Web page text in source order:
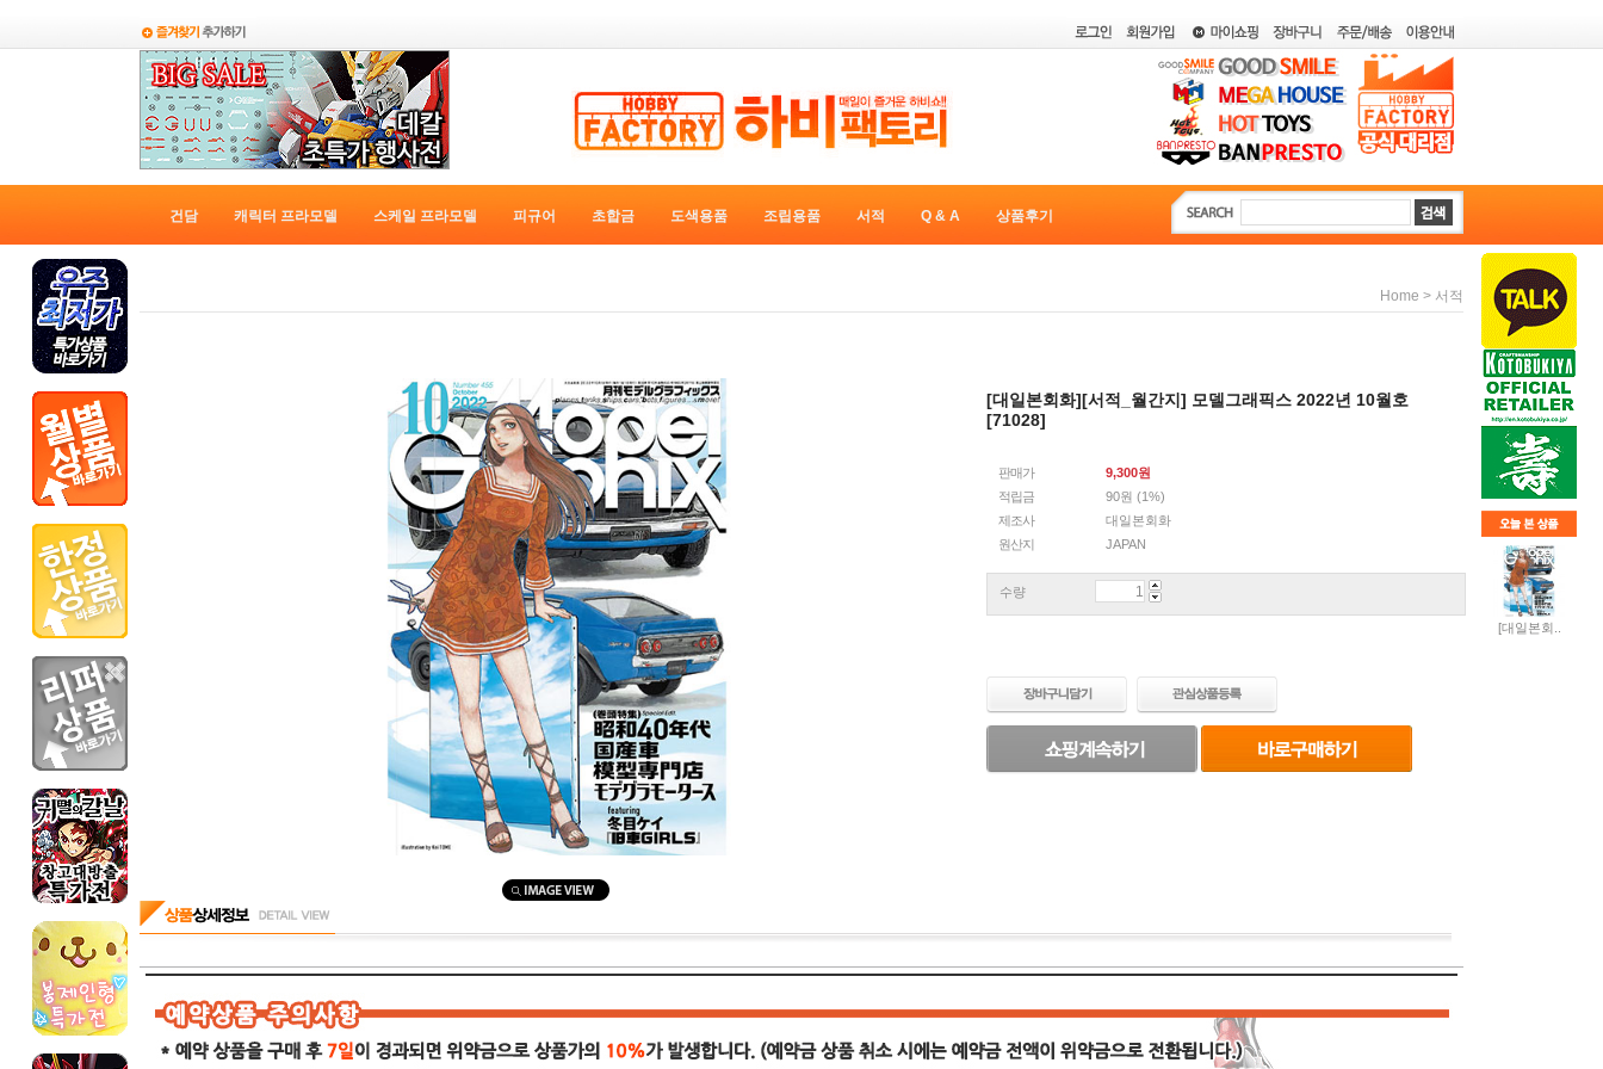
건담 캐릭터 프라모델 스케일 프라모델 피규어 초합금 도색용품 조립용품 서적 Q & A 상품후기
[대일본회..
Home > 서적
[대일본회화][서적_월간지] 모델그래픽스 2022년 10월호
[71028]
판매가 9,300원
적립금
90원 (1%)
제조사
대일본회화
원산지
JAPAN
수량